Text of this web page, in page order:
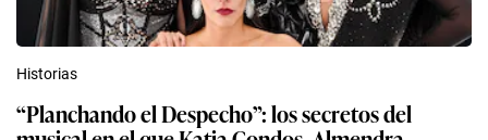
Historias
“Planchando el Despecho”: los secretos del